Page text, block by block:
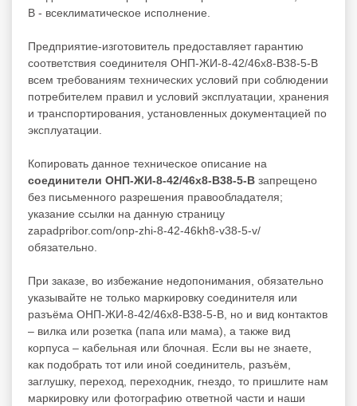
В - всеклиматическое исполнение.
Предприятие-изготовитель предоставляет гарантию
соответствия соединителя ОНП-ЖИ-8-42/46х8-В38-5-В
всем требованиям технических условий при соблюдении
потребителем правил и условий эксплуатации, хранения
и транспортирования, установленных документацией по
эксплуатации.
Копировать данное техническое описание на
соединители ОНП-ЖИ-8-42/46х8-В38-5-В запрещено
без письменного разрешения правообладателя;
указание ссылки на данную страницу
zapadpribor.com/onp-zhi-8-42-46kh8-v38-5-v/
обязательно.
При заказе, во избежание недопонимания, обязательно
указывайте не только маркировку соединителя или
разъёма ОНП-ЖИ-8-42/46х8-В38-5-В, но и вид контактов
– вилка или розетка (папа или мама), а также вид
корпуса – кабельная или блочная. Если вы не знаете,
как подобрать тот или иной соединитель, разъём,
заглушку, переход, переходник, гнездо, то пришлите нам
маркировку или фотографию ответной части и наши